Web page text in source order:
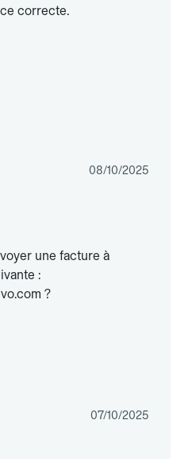
correcte.
08/10/2025
une facture à
:
?
07/10/2025